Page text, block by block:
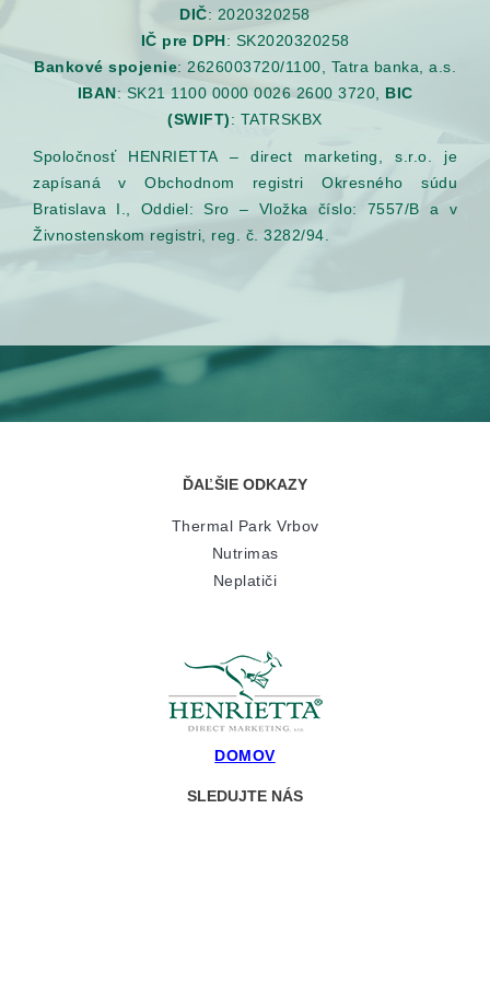
DIČ: 2020320258
IČ pre DPH: SK2020320258
Bankové spojenie: 2626003720/1100, Tatra banka, a.s.
IBAN: SK21 1100 0000 0026 2600 3720, BIC
(SWIFT): TATRSKBX
Spoločnosť HENRIETTA – direct marketing, s.r.o. je
zapísaná v Obchodnom registri Okresného súdu
Bratislava I., Oddiel: Sro – Vložka číslo: 7557/B a v
Živnostenskom registri, reg. č. 3282/94.
ĎAĽŠIE ODKAZY
Thermal Park Vrbov
Nutrimas
Neplatiči
DOMOV
SLEDUJTE NÁS